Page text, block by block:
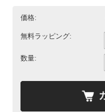
価格:
無料ラッピング:
数量: